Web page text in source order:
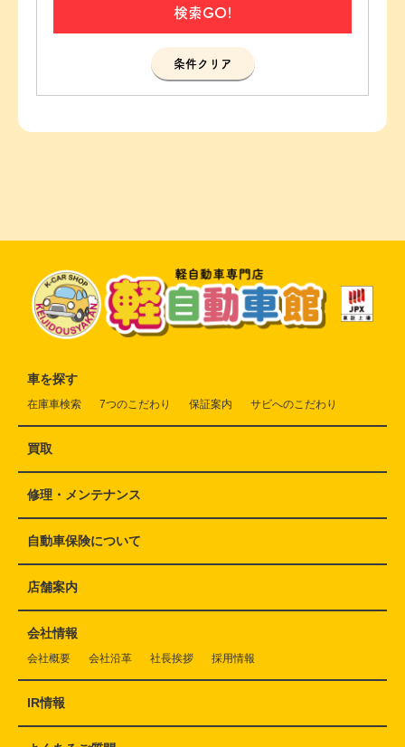
検索GO!
条件クリア
車を探す
在庫車検索 7つのこだわり 保証案内 サビへのこだわり
買取
修理・メンテナンス
自動車保険について
店舗案内
会社情報
会社概要 会社沿革 社長挨拶 採用情報
IR情報